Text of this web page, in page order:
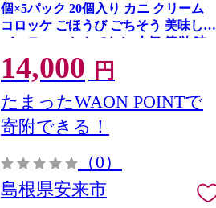
個×5パック 20個入り カニ クリーム
コロッケ ごほうび ごちそう 美味しい
パーティー おもてなし 人気 簡単 時
短 タイムパフォーマンス 小分け べに
ずわいがに ズワイガニ 生乳 とろとろ
おいしい 島根県 安来市】【14-SF-
26】
14,000 円
たまったWAON POINTで
寄附できる！
（0）
島根県安来市